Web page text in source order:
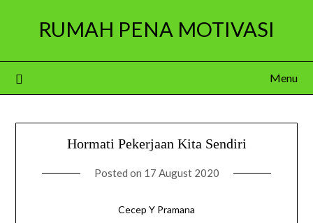
RUMAH PENA MOTIVASI
Menu
Hormati Pekerjaan Kita Sendiri
Posted on 17 August 2020
Cecep Y Pramana